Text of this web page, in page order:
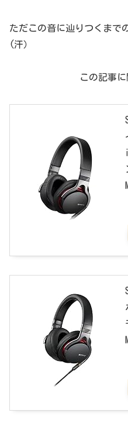
ただこの音に辿りつくまで
(汗）
この記事